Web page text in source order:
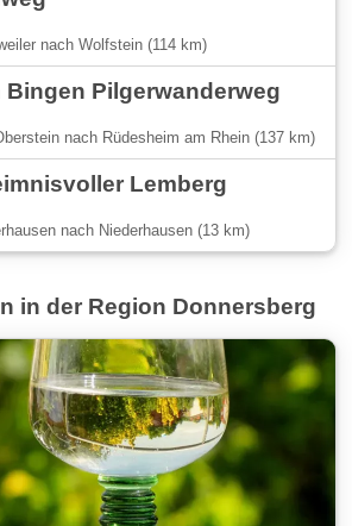
nach Wolfstein (114 km)
Pilgerwanderweg
nach Rüdesheim am Rhein (137 km)
Lemberg
nach Niederhausen (13 km)
in der Region Donnersberg